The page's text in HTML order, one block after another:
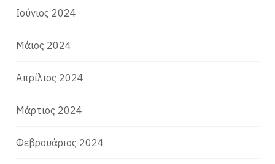
Ιούνιος 2024
Μάιος 2024
Απρίλιος 2024
Μάρτιος 2024
Φεβρουάριος 2024